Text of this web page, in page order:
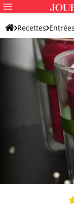
Recettes Entrées